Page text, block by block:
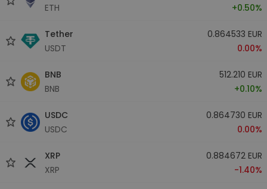
ETH
+0.50%
Tether
USDT
0.864533 EUR
0.00%
BNB
BNB
512.210 EUR
+0.10%
USDC
USDC
0.864730 EUR
0.00%
XRP
XRP
0.884672 EUR
-1.40%